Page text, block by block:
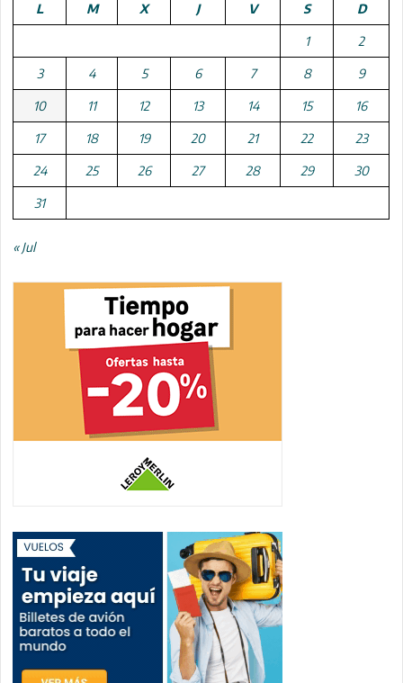
L
M X J V S D
1 2
3 4 5 6 7 8 9
10 11 12 13 14 15 16
17 18 19 20 21 22 23
24 25 26 27 28 29 30
31
« Jul